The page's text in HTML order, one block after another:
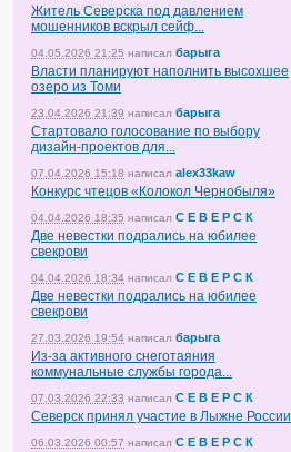
Житель Северска под давлением
мошенников вскрыл сейф...
04.05.2026 21:25 написал барыга
Власти планируют наполнить высохшее
озеро из Томи
23.04.2026 21:39 написал барыга
Стартовало голосование по выбору
дизайн-проектов для...
07.04.2026 15:18 написал alex33kaw
Конкурс чтецов «Колокол Чернобыля»
04.04.2026 18:35 написал С Е В Е Р С К
Две невестки подрались на юбилее
свекрови
04.04.2026 18:34 написал С Е В Е Р С К
Две невестки подрались на юбилее
свекрови
27.03.2026 19:54 написал барыга
Из-за активного снеготаяния
коммунальные службы города...
07.03.2026 22:33 написал С Е В Е Р С К
Северск принял участие в Лыжне России
06.03.2026 00:57 написал С Е В Е Р С К